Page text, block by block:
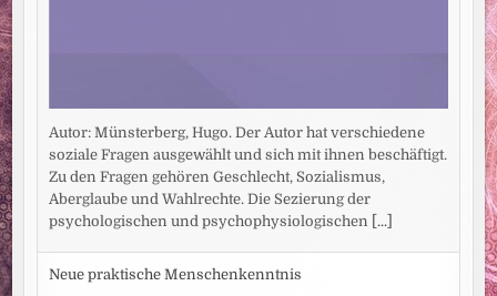
Autor: Münsterberg, Hugo. Der Autor hat verschiedene
soziale Fragen ausgewählt und sich mit ihnen beschäftigt.
Zu den Fragen gehören Geschlecht, Sozialismus,
Aberglaube und Wahlrechte. Die Sezierung der
psychologischen und psychophysiologischen [...]
Neue praktische Menschenkenntnis